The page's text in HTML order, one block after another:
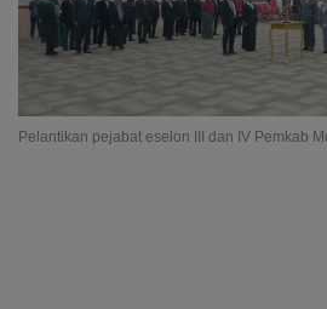
Pelantikan pejabat eselon III dan IV Pemkab